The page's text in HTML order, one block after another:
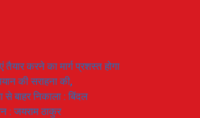
तैयार करने का मार्ग प्रशस्त होगा
की सराहना की,
से बाहर निकाला : बिंदल
: जयराम ठाकुर